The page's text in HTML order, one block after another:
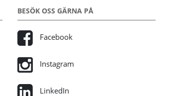
BESÖK OSS GÄRNA PÅ
Facebook
Instagram
LinkedIn